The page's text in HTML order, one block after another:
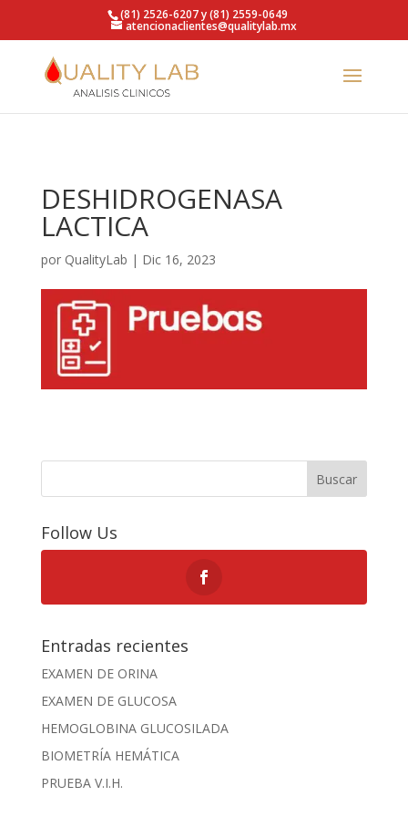
https://qualitylab.mx/(81) 2526-6207 y (81) 2559-0649
atencionaclientes@qualitylab.mx
DESHIDROGENASA
LACTICA
por QualityLab | Dic 16, 2023
Buscar
Follow Us
Entradas recientes
EXAMEN DE ORINA
EXAMEN DE GLUCOSA
HEMOGLOBINA GLUCOSILADA
BIOMETRÍA HEMÁTICA
PRUEBA V.I.H.